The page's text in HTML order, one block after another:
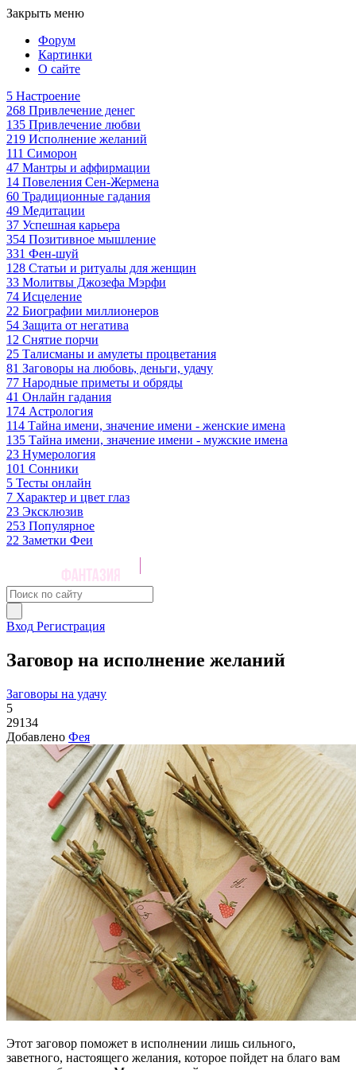
Закрыть меню
Форум
Картинки
О сайте
5 Настроение
268 Привлечение денег
135 Привлечение любви
219 Исполнение желаний
111 Симорон
47 Мантры и аффирмации
14 Повеления Сен-Жермена
60 Традиционные гадания
49 Медитации
37 Успешная карьера
354 Позитивное мышление
331 Фен-шуй
128 Статьи и ритуалы для женщин
33 Молитвы Джозефа Мэрфи
74 Исцеление
22 Биографии миллионеров
54 Защита от негатива
12 Снятие порчи
25 Талисманы и амулеты процветания
81 Заговоры на любовь, деньги, удачу
77 Народные приметы и обряды
41 Онлайн гадания
174 Астрология
114 Тайна имени, значение имени - женские имена
135 Тайна имени, значение имени - мужские имена
23 Нумерология
101 Сонники
5 Тесты онлайн
7 Характер и цвет глаз
23 Эксклюзив
253 Популярное
22 Заметки Феи
Вход Регистрация
Заговор на исполнение желаний
Заговоры на удачу
5
29134
Добавлено Фея
Этот заговор поможет в исполнении лишь сильного,
заветного, настоящего желания, которое пойдет на благо вам